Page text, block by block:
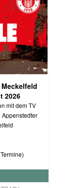
2026
mit dem TV